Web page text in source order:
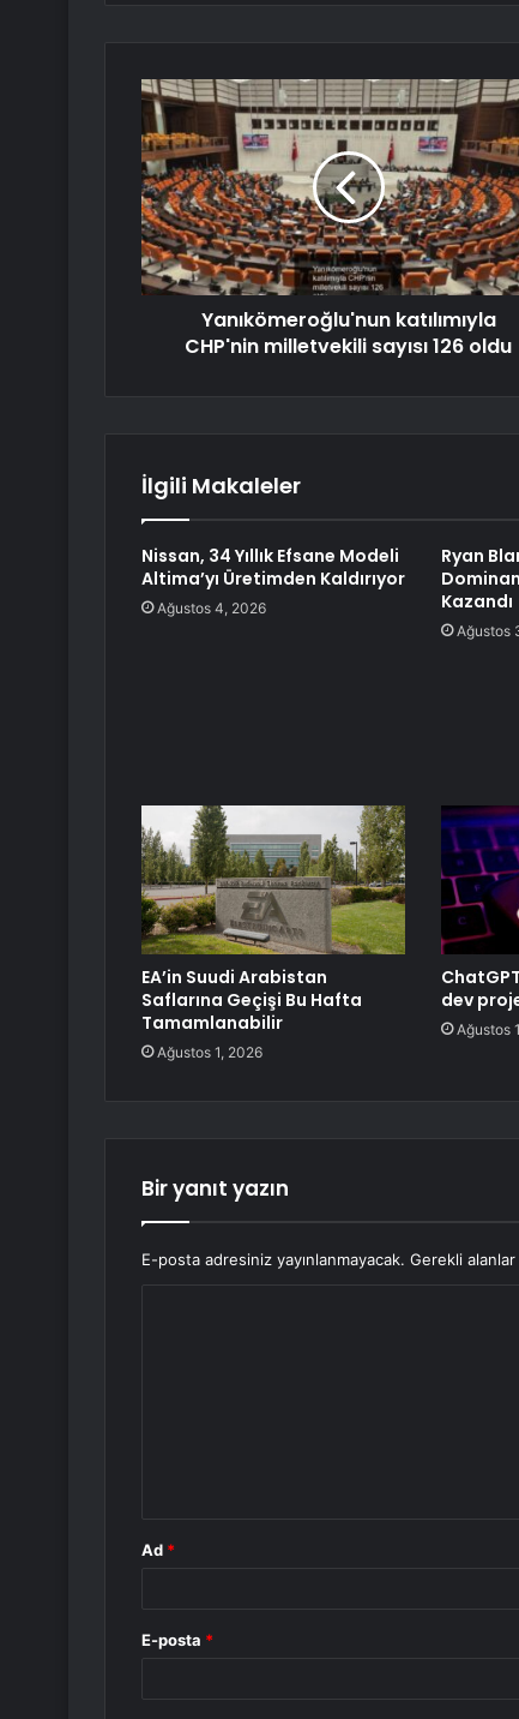
Yanıkömeroğlu'nun katılımıyla
CHP'nin milletvekili sayısı 126 oldu
İlgili Makaleler
Nissan, 34 Yıllık Efsane Modeli
Altima’yı Üretimden Kaldırıyor
Ağustos 4, 2026
Ryan
Kazandı
Ağustos
EA’in Suudi Arabistan
Saflarına Geçişi Bu Hafta
Tamamlanabilir
Ağustos 1, 2026
dev
Ağustos
Bir yanıt yazın
E-posta adresiniz yayınlanmayacak. Gerekli alanlar
Ad *
E-posta *